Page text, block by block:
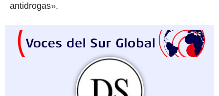
antidrogas».